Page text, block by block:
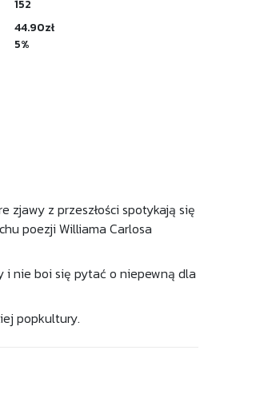
152
44.90zł
5%
zjawy z przeszłości spotykają się
poezji Williama Carlosa
i nie boi się pytać o niepewną dla
popkultury.